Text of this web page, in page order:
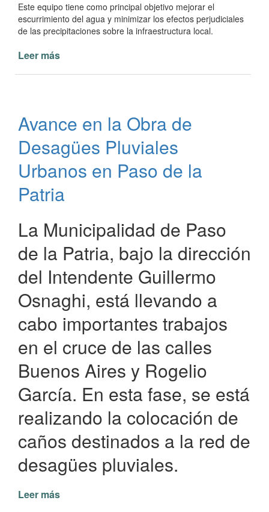
Este equipo tiene como principal objetivo mejorar el
escurrimiento del agua y minimizar los efectos perjudiciales
de las precipitaciones sobre la infraestructura local.
Leer más
en
Paso
de
la
Patria
Intensas
Avance en la Obra de
Desagües Pluviales
Urbanos en Paso de la
Patria
La Municipalidad de Paso
de la Patria, bajo la dirección
del Intendente Guillermo
Osnaghi, está llevando a
cabo importantes trabajos
en el cruce de las calles
Buenos Aires y Rogelio
García. En esta fase, se está
realizando la colocación de
caños destinados a la red de
desagües pluviales.
Leer más